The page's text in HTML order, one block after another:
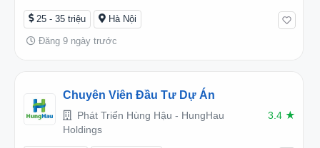
25 - 35 triệu Hà Nội
Đăng 9 ngày trước
Chuyên Viên Đầu Tư Dự Án
Phát Triển Hùng Hậu - HungHau
Holdings
3.4 ★